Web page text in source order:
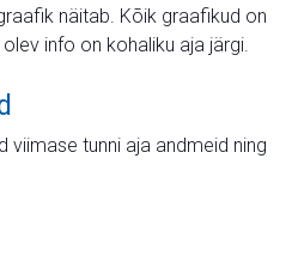
näitab. Kõik graafikud on
info on kohaliku aja järgi.
viimase tunni aja andmeid ning